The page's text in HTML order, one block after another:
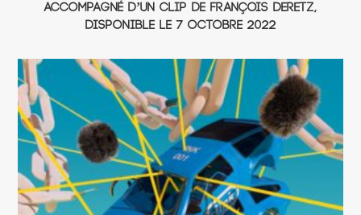
accompagné d’un clip de François Deretz,
disponible le 7 octobre 2022